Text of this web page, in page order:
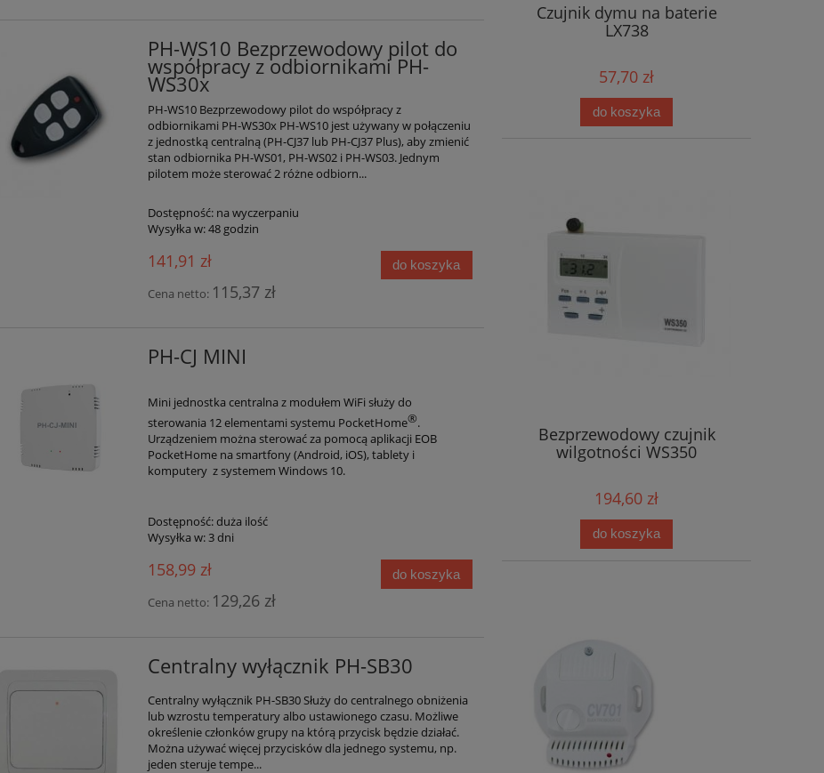
PH-WS10 Bezprzewodowy pilot do
współpracy z odbiornikami PH-
WS30x
PH-WS10 Bezprzewodowy pilot do współpracy z
odbiornikami PH-WS30x PH-WS10 jest używany w połączeniu
z jednostką centralną (PH-CJ37 lub PH-CJ37 Plus), aby zmienić
stan odbiornika PH-WS01, PH-WS02 i PH-WS03. Jednym
pilotem może sterować 2 różne odbiorn...
Dostępność: na wyczerpaniu
Wysyłka w:48 godzin
141,91 zł
Cena netto: 115,37 zł
do koszyka
PH-CJ MINI
Mini jednostka centralna z modułem WiFi służy do
sterowania 12 elementami systemu PocketHome®.
Urządzeniem można sterować za pomocą aplikacji EOB
PocketHome na smartfony (Android, iOS), tablety i
komputery z systemem Windows 10.
Dostępność:duża ilość
Wysyłka w:3 dni
158,99 zł
Cena netto: 129,26 zł
do koszyka
Centralny wyłącznik PH-SB30
Centralny wyłącznik PH-SB30 Służy do centralnego obniżenia
lub wzrostu temperatury albo ustawionego czasu. Możliwe
określenie członków grupy na którą przycisk będzie działać.
Można używać więcej przycisków dla jednego systemu, np.
jeden steruje tempe...
Czujnik dymu na baterie
LX738
57,70 zł
do koszyka
Bezprzewodowy czujnik
wilgotności WS350
194,60 zł
do koszyka